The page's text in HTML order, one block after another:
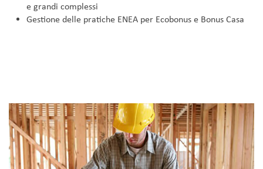
e grandi complessi
Gestione delle pratiche ENEA per Ecobonus e Bonus Casa